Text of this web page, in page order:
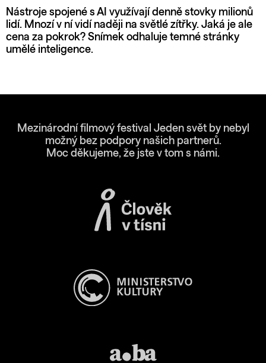
Nástroje spojené s AI využívají denně stovky milionů
lidí. Mnozí v ní vidí naději na světlé zítřky. Jaká je ale
cena za pokrok? Snímek odhaluje temné stránky
umělé inteligence.
Mezinárodní filmový festival Jeden svět by nebyl
možný bez podpory našich partnerů.
Moc děkujeme, že jste v tom s námi.